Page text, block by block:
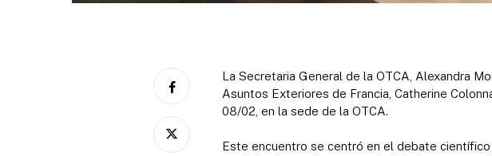
La Secretaria General de la OTCA, Alexandra
Asuntos Exteriores de Francia, Catherine
08/02, en la sede de la OTCA.
Este encuentro se centró en el debate científico